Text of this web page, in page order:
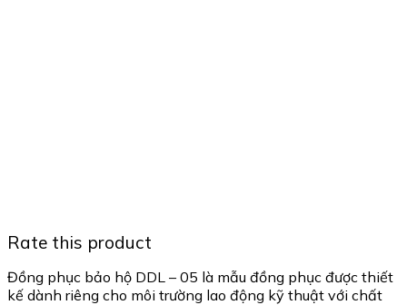
Rate this product
Đồng phục bảo hộ DDL – 05 là mẫu đồng phục được thiết
kế dành riêng cho môi trường lao động kỹ thuật với chất